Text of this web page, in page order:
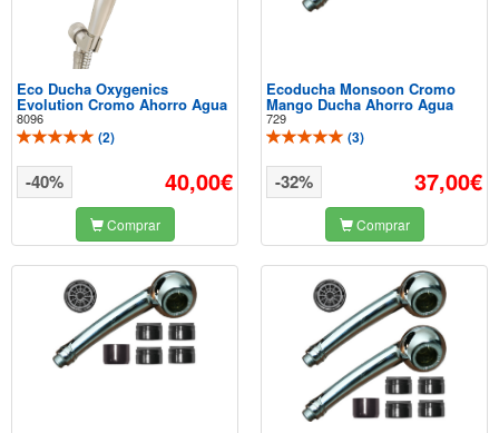
Eco Ducha Oxygenics
Evolution Cromo Ahorro Agua
8096
(2)
40,00€
-40%
Comprar
Ecoducha Monsoon Cromo
Mango Ducha Ahorro Agua
729
(3)
37,00€
-32%
Comprar